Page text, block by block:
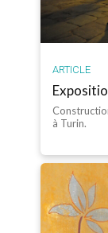
ARTICLE
à Turin.